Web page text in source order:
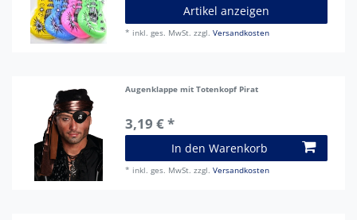
Artikel anzeigen
* inkl. ges. MwSt. zzgl.Versandkosten
Augenklappe mit Totenkopf Pirat
3,19 € *
In den Warenkorb
* inkl. ges. MwSt. zzgl.Versandkosten